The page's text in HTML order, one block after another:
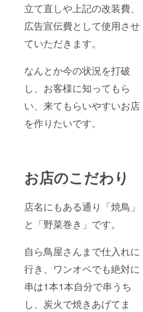
立て直しや上記の改装費、
広告宣伝費として使用させ
ていただきます。
なんとか今の状況を打破
し、お客様に知ってもら
い、来てもらいやすいお店
を作りたいです。
お店のこだわり
店名にもある通り「焼鳥」
と「野菜巻き」です。
自ら鳥屋さんまで仕入れに
行き、ワンオペでも絶対に
串は1本1本自分で串うち
し、炭火で焼きあげてま